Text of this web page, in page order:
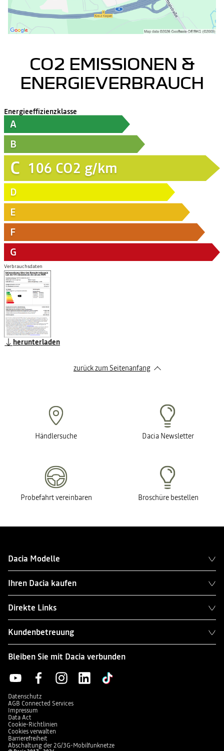
CO2 EMISSIONEN &
ENERGIEVERBRAUCH
Energieeffizienzklasse
A
B
C 106 CO2 g/km
D
E
F
G
Verbrauchsdaten
herunterladen
zurück zum Seitenanfang
Händlersuche Dacia Newsletter
Probefahrt vereinbaren Broschüre bestellen
Dacia Modelle
Ihren Dacia kaufen
Direkte Links
Kundenbetreuung
Bleiben Sie mit Dacia verbunden
Datenschutz
AGB Connected Services
Impressum
Data Act
Cookie-Richtlinien
Cookies verwalten
Barrierefreiheit
Abschaltung der 2G/3G-Mobilfunknetze